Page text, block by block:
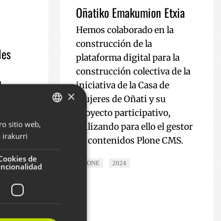
Web
Oñatiko Emakumion Etxia
Hemos colaborado en la
construcción de la
plataforma digital para la
construcción colectiva de la
iniciativa de la Casa de
mujeres de Oñati y su
proyecto participativo,
utilizando para ello el gestor
de contenidos Plone CMS.
PLONE 2024
×
sitio web,
irakurri
de